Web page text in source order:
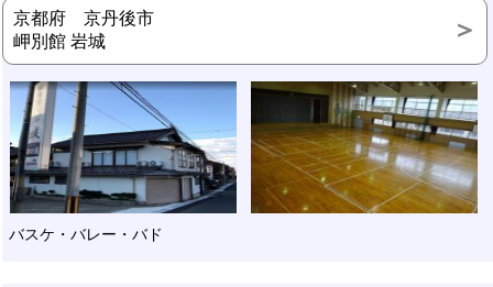
京都府 京丹後市
岬別館 岩城
バスケ・バレー・バド